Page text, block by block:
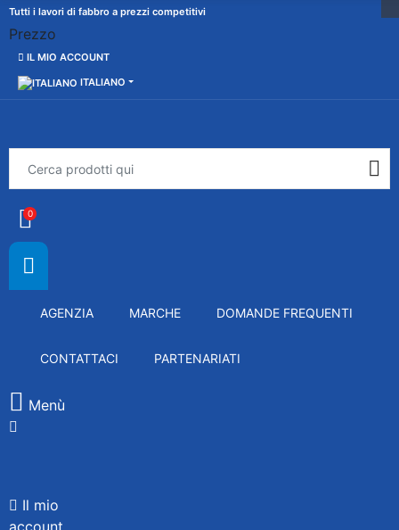
Tutti i lavori di fabbro a prezzi competitivi
Prezzo
IL MIO ACCOUNT
ITALIANO
0
AGENZIA MARCHE DOMANDE FREQUENTI
CONTATTACI PARTENARIATI
Menù
Il mio
account